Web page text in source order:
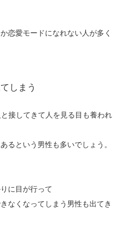
恋愛モードになれない人が多く
しまう
接してきて人を見る目も養われ
るという男性も多いでしょう。
に目が行って
なくなってしまう男性も出てき